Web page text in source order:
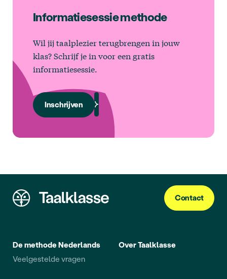
Informatiesessie methode
Wil jij taalplezier terugbrengen in jouw
klas? Schrijf je in voor een gratis
informatiesessie.
Inschrijven
Contact
De methode Nederlands
Veelgestelde vragen
Over Taalklasse